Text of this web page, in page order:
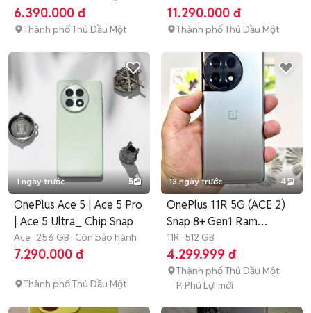
6.390.000 đ
Thành phố Thủ Dầu Một
11.290.000 đ
Thành phố Thủ Dầu Một
1 ngày trước 5
OnePlus Ace 5 | Ace 5 Pro
| Ace 5 Ultra_ Chip Snap
Ace 256 GB Còn bảo hành
7.290.000 đ
Thành phố Thủ Dầu Một
13 ngày trước 4
OnePlus 11R 5G (ACE 2)
Snap 8+ Gen1 Ram
16GB/512GB
11R 512 GB
4.299.999 đ
Thành phố Thủ Dầu Một
P. Phú Lợi mới